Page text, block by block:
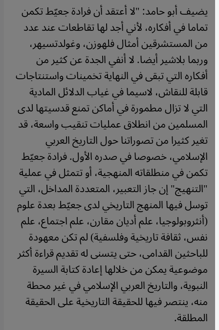
يضيف أبو حامد: "لا أعتقد أن فرادة جعيّط تكمن
تماما في أفكاره، لأني أجد لها تقاطعات عند عدد
من المستشرقين أمثال فلهوزن، وغولدتسيهر،
وربما بلاشير أيضا. لا أنفي الجدة عن كثير من
أفكاره التي تبقى في النهاية تخمينات واستنتاجات
قابلة للنقاش، لاسيما في غياب الدلائل المادية
التي لا تزال مطمورة في أماكن تمنع قدسيتها لدى
المسلمين من انطلاق عمليات تنقيب واسعة، قد
تغير كثيرا من تصوراتنا حول التاريخ العربي
الإسلامي، خصوصا في صدره الأول. فرادة جعيّط
تكمن في منطلقاته المنهجية، أو تتمثل في عملية
"التنهيج" إن جاز التعبير، المتعددة المداخل، التي
توسل فيها المنهج التاريخي لدى جعيّط بعدة علوم
(أنثروبولوجيا، علم أديان مقارن، علم اجتماع، علم
نفس، ثقافة تاريخية وفلسفية) لم تكن معهودة
للباحثين القدامى، حتى يتسنى له تقديم قراءة أكثر
موضوعية يمكن من خلالها إعادة كتابة السيرة
النبوية، والتاريخ العربي الإسلامي في غير محطة
منه، ينتصر فيها للحقيقة التاريخية على الحقيقة
المطلقة.